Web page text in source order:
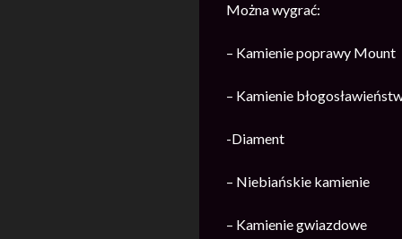
Można wygrać:
– Kamienie poprawy Mount
– Kamienie
-Diament
– Niebiańskie kamienie
– Kamienie gwiazdowe